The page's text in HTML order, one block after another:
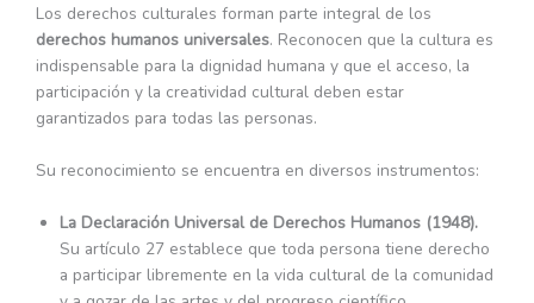
Los derechos culturales forman parte integral de los
derechos humanos universales. Reconocen que la cultura es
indispensable para la dignidad humana y que el acceso, la
participación y la creatividad cultural deben estar
garantizados para todas las personas.
Su reconocimiento se encuentra en diversos instrumentos:
La Declaración Universal de Derechos Humanos (1948).
Su artículo 27 establece que toda persona tiene derecho
a participar libremente en la vida cultural de la comunidad